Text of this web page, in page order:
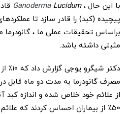
با این حال ، GanodermaLucidum
پیچیده (کبد) را قادر سازد تا
براساس تحقیقات عملی ما ، گانودرما
مثبتی داشته باشد.
دکتر
از علائم خود خلاص شده و اندازه
50٪ از بیماران احساس کردند که علائم آنها کاهش می یابد.